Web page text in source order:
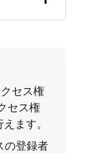
セス権
セス権
ます。
の登録者